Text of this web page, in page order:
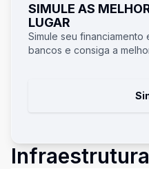
SIMULE AS
LUGAR
Simule seu financiamento
bancos e consiga a
Infraestrutura